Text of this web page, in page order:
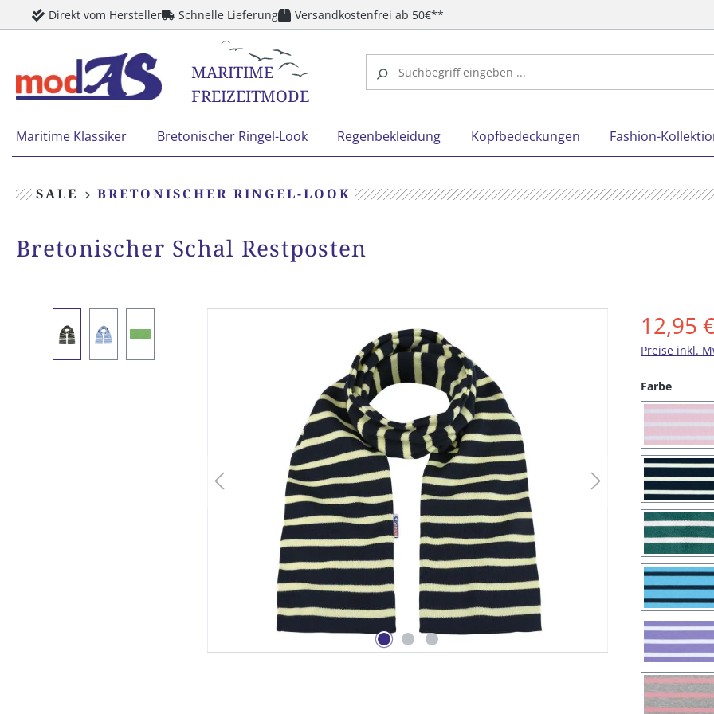
Zur Hauptnavigation springen
Direkt vom Hersteller Schnelle Lieferung Versandkostenfrei ab 50€**
MARITIME
FREIZEITMODE
Maritime Klassiker Bretonischer Ringel-Look Regenbekleidung Kopfbedeckungen Fashion-
SALE BRETONISCHER RINGEL-LOOK
Bretonischer Schal Restposten
12,95
Preise inkl.
Farbe
(14)
(25)
(32)
(47)
(52)
(59)